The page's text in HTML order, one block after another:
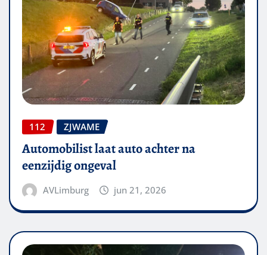
112 ZJWAME
Automobilist laat auto achter na
eenzijdig ongeval
AVLimburg jun 21, 2026